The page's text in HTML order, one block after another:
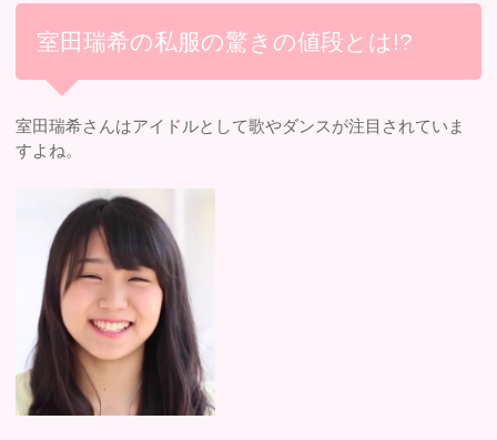
室田瑞希の私服の驚きの値段とは!?
室田瑞希さんはアイドルとして歌やダンスが注目されていま
すよね。